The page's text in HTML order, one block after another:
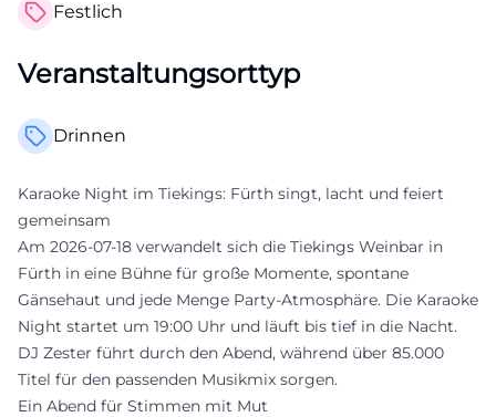
Festlich
Veranstaltungsorttyp
Drinnen
Karaoke Night im Tiekings: Fürth singt, lacht und feiert
gemeinsam
Am 2026-07-18 verwandelt sich die Tiekings Weinbar in
Fürth in eine Bühne für große Momente, spontane
Gänsehaut und jede Menge Party-Atmosphäre. Die Karaoke
Night startet um 19:00 Uhr und läuft bis tief in die Nacht.
DJ Zester führt durch den Abend, während über 85.000
Titel für den passenden Musikmix sorgen.
Ein Abend für Stimmen mit Mut